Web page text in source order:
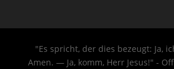
"Es spricht, der dies bezeugt: Ja,
Amen. — Ja, komm, Herr Jesus!" -